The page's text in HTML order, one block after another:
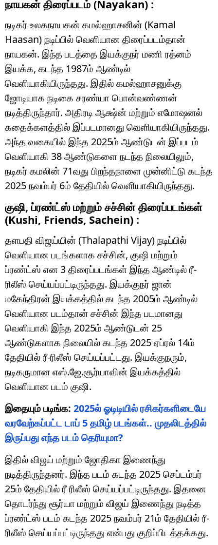
நாயகன் திரைப்படம் (Nayakan) :
நடிகர் உலகநாயகன் கமல்ஹாசனின் (Kamal
Haasan) நடிப்பில் வெளியான திரைப்படம்தான்
நாயகன். இந்த படத்தை இயக்குநர் மணி ரத்னம்
இயக்க, கடந்த 1987ம் ஆண்டில்
வெளியாகியிருந்தது. இதில் கமல்ஹாசனுக்கு
ஜோடியாக நடிகை சரண்யா பொன்வண்ணன்
நடித்திருந்தார். அதிரடி ஆக்ஷ்ன் மற்றும் எமோஷனல்
கதைக்களத்தில் இப்படமானது வெளியாகியிருந்தது.
அந்த வகையில் இந்த 2025ம் ஆண்டுடன் இப்படம்
வெளியாகி 38 ஆண்டுகளை நடந்த நிலையிலும்,
நடிகர் கமலின் 71வது பிறந்தநாளை முன்னிட்டு கடந்த
2025 நவம்பர் 6ம் தேதியில் வெளியாகியிருந்தது.
குஷி, ப்ரண்ட்ஸ் மற்றும் சச்சின் திரைப்படங்கள்
(Kushi, Friends, Sachein) :
தளபதி விஜய்யின் (Thalapathi Vijay) நடிப்பில்
வெளியான படங்களாக சச்சின், குஷி மற்றும்
ப்ரண்ட்ஸ் என 3 திரைப்படங்கள் இந்த ஆண்டில் ரீ-
ரிலீஸ் செய்யப்பட்டிருந்தது. இயக்குநர் ஜான்
மகேந்திரன் இயக்கத்தில் கடந்த 2005ம் ஆண்டில்
வெளியான படம்தான் சச்சின் இந்த படமானது
வெளியாகி இந்த 2025ம் ஆண்டுடன் 25
ஆண்டுகளாக நிலையில் கடந்த 2025 ஏப்ரல் 14ம்
தேதியில் ரீ-ரிலீஸ் செய்யப்பட்டது. இயக்குநரும்,
நடிகருமான எஸ்.ஜே.சூர்யாவின் இயக்கத்தில்
வெளியான படம் குஷி.
இதையும் படிங்க: 2025ல் ஓடிடியில் ரசிகர்களிடையே
வரவேற்கப்பட்ட டாப் 5 தமிழ் படங்கள்.. முதலிடத்தில்
இருப்பது எந்த படம் தெரியுமா?
இதில் விஜய் மற்றும் ஜோதிகா இணைந்து
நடித்திருந்தனர். இந்த படம் கடந்த 2025 செப்டம்பர்
25ம் தேதியில் ரீ ரிலீஸ் செய்யப்பட்டிருந்தது. இதனை
தொடர்ந்து சூர்யா மற்றும் விஜய் இணைந்து நடித்த
ப்ரண்ட்ஸ் படம் கடந்த 2025 நவம்பர் 21ம் தேதியில் ரீ-
ரிலீஸ் செய்யப்பட்டிருந்தது என்பது குறிப்பிடத்தக்கது.